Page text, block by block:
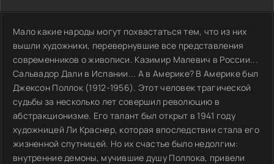
Мало какие народы могут похвастаться тем, что из них
вышли художники, перевернувшие все представления
современников о живописи. Казимир Малевич в России...
Сальвадор Дали в Испании... А в Америке? В Америке был
Джексон Поллок (1912-1956). Этот человек трагической
судьбы за несколько лет совершил революцию в
абстракционизме. Его талант был открыт в 1941 году
художницей Ли Краснер, которая впоследствии стала его
жизненной спутницей. Но их счастье было недолгим:
внутренние демоны, мучившие душу Поллока, привели